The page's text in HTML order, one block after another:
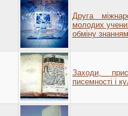
Друга
молодих
обміну
Заходи,
писемності і